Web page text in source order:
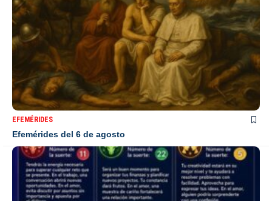
EFEMÉRIDES
Efemérides del 6 de agosto